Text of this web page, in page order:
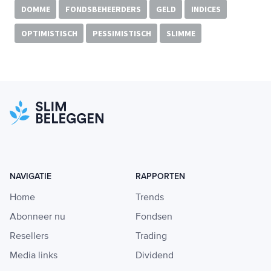
DOMME FONDSBEHEERDERS GELD INDICES
OPTIMISTISCH PESSIMISTISCH SLIMME
NAVIGATIE
Home
Abonneer nu
Resellers
Media links
RAPPORTEN
Trends
Fondsen
Trading
Dividend